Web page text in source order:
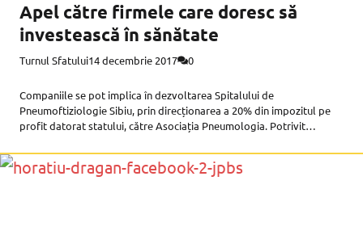
Apel către firmele care doresc să
investească în sănătate
Turnul Sfatului14 decembrie 2017 0
Companiile se pot implica în dezvoltarea Spitalului de
Pneumoftiziologie Sibiu, prin direcționarea a 20% din impozitul pe
profit datorat statului, către Asociația Pneumologia. Potrivit
impozitul pe profit pe